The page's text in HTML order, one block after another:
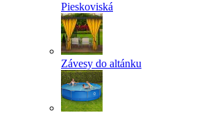
Pieskoviská
Závesy do altánku